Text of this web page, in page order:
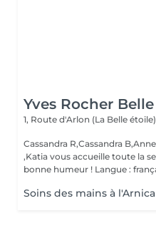
Yves Rocher
1, Route d'Arlon (La Belle étoile)
Cassandra R,Cassandra
,Katia vous accueille toute la
bonne humeur ! Langue :
Soins des mains à l'Arnica